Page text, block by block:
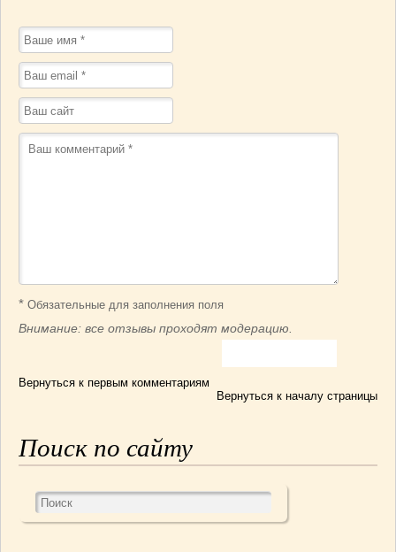
* Обязательные для заполнения поля
Внимание: все отзывы проходят модерацию.
Вернуться к первым комментариям
Вернуться к началу страницы
Поиск по сайту